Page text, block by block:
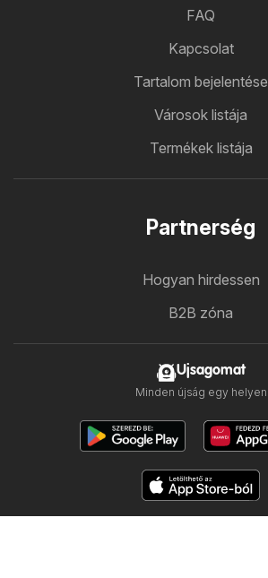
FAQ
Kapcsolat
Tartalom bejelentése
Városok listája
Termékek listája
Partnerség
Hogyan hirdessen
B2B zóna
Ujsagomat
Minden újság egy helyen